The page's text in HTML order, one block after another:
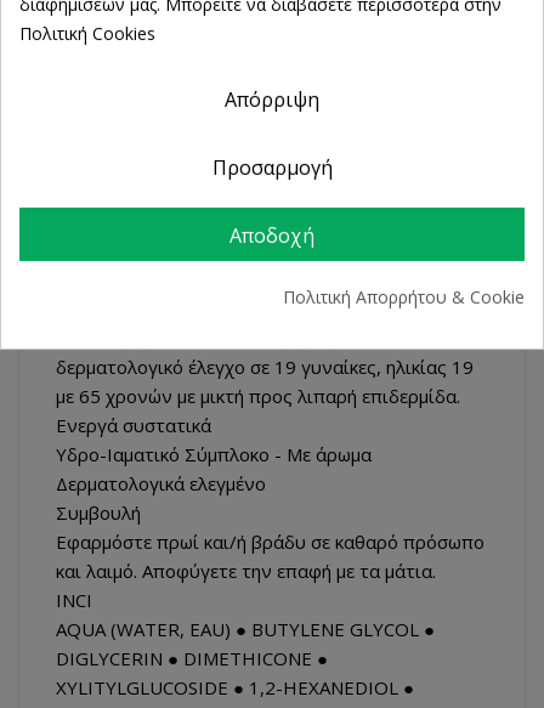
Σχηματίζει ένα ενυδατικό φιλμ στην επιφάνεια
του δέρματος, το οποίο απελευθερώνει σταδιακά
Αποκαθιστά τη λειτουργία του δερματικού
Αναδομεί την κερατοειδή ουσία, για να προσφέρει
89%* των ατόμων που δοκίμασαν το προϊόν
τους καθ' όλη τη διάρκεια της ημέρας.*
δερματολογικό έλεγχο σε 19 γυναίκες, ηλικίας 19
με 65 χρονών με μικτή προς λιπαρή επιδερμίδα.
Ενεργά συστατικά
Υδρο-Ιαματικό Σύμπλοκο - Με άρωμα
Δερματολογικά ελεγμένο
Συμβουλή
Εφαρμόστε πρωί και/ή βράδυ σε καθαρό πρόσωπο
και λαιμό. Αποφύγετε την επαφή με τα μάτια.
INCI
AQUA (WATER, EAU) ● BUTYLENE GLYCOL ●
DIGLYCERIN ● DIMETHICONE ●
XYLITYLGLUCOSIDE ● 1,2-HEXANEDIOL ●
Πολιτική Cookies
Απόρριψη
Προσαρμογή
Αποδοχή
Πολιτική Απορρήτου & Cookie